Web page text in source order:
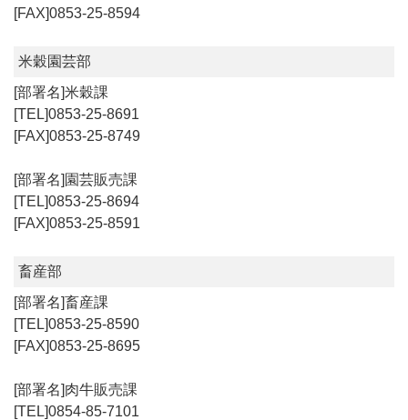
0853-25-8594
米穀園芸部
米穀課
0853-25-8691
0853-25-8749
園芸販売課
0853-25-8694
0853-25-8591
畜産部
畜産課
0853-25-8590
0853-25-8695
肉牛販売課
0854-85-7101